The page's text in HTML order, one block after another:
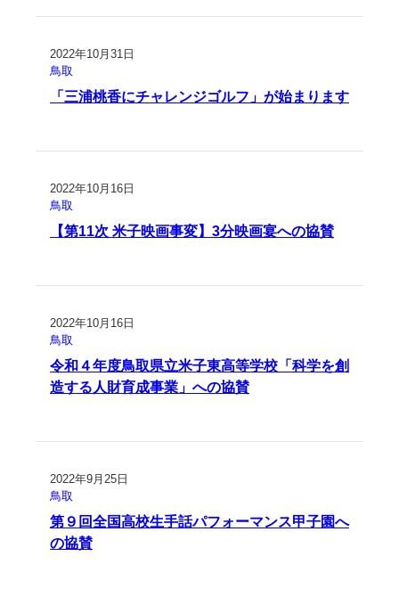
2022年10月31日
鳥取
「三浦桃香にチャレンジゴルフ」が始まります
2022年10月16日
鳥取
【第11次 米子映画事変】3分映画宴への協賛
2022年10月16日
鳥取
令和４年度鳥取県立米子東高等学校「科学を創
造する人財育成事業」への協賛
2022年9月25日
鳥取
第９回全国高校生手話パフォーマンス甲子園へ
の協賛